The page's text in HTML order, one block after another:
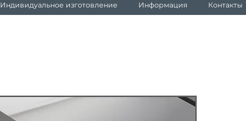
Индивидуальное изготовление Информация Контакты